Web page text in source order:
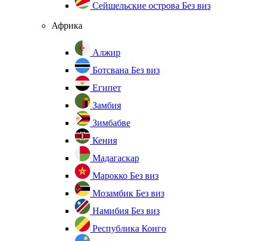
Сейшельские острова Без виз
Африка
Алжир
Ботсвана Без виз
Египет
Замбия
Зимбабве
Кения
Мадагаскар
Марокко Без виз
Мозамбик Без виз
Намибия Без виз
Республика Конго